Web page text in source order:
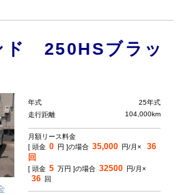
ド 250HSブラッ
年式
25年式
走行距離
104,000km
月額リース料金
[ 頭金 0 円 ]の場合 35,000 円/月×
36
回
[ 頭金 5 万円 ]の場合 32500 円/月×
36 回